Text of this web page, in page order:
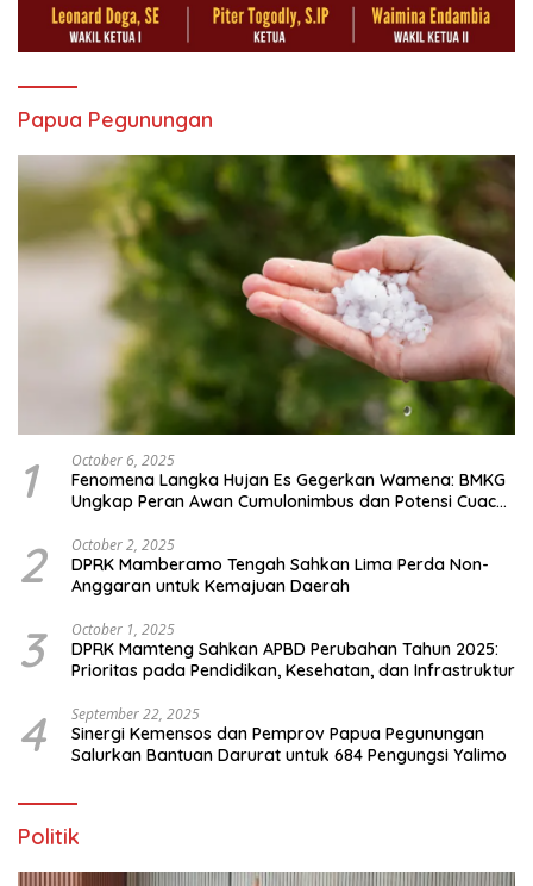
Papua Pegunungan
1 October 6, 2025
Fenomena Langka Hujan Es Gegerkan Wamena: BMKG
Ungkap Peran Awan Cumulonimbus dan Potensi Cuaca
2 October 2, 2025
DPRK Mamberamo Tengah Sahkan Lima Perda Non-
Anggaran untuk Kemajuan Daerah
3 October 1, 2025
DPRK Mamteng Sahkan APBD Perubahan Tahun 2025:
Prioritas pada Pendidikan, Kesehatan, dan Infrastruktur
4 September 22, 2025
Sinergi Kemensos dan Pemprov Papua Pegunungan
Salurkan Bantuan Darurat untuk 684 Pengungsi Yalimo
Politik